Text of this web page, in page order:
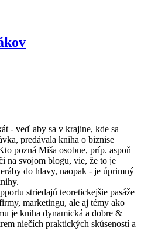
- veď aby sa v krajine, kde sa
predávala kniha o biznise
pozná Miša osobne, príp. aspoň
na svojom blogu, vie, že to je
do hlavy, naopak - je úprimný
striedajú teoretickejšie pasáže
marketingu, ale aj témy ako
je kniha dynamická a dobre &
niečích praktických skúseností a